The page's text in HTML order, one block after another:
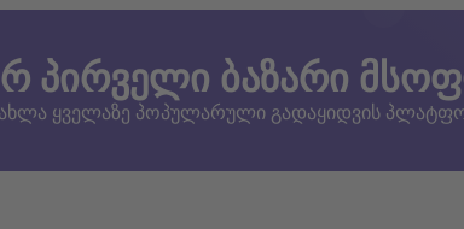
პირველი ბაზარი
ახლა ყველაზე პოპულარული გადაყიდვის